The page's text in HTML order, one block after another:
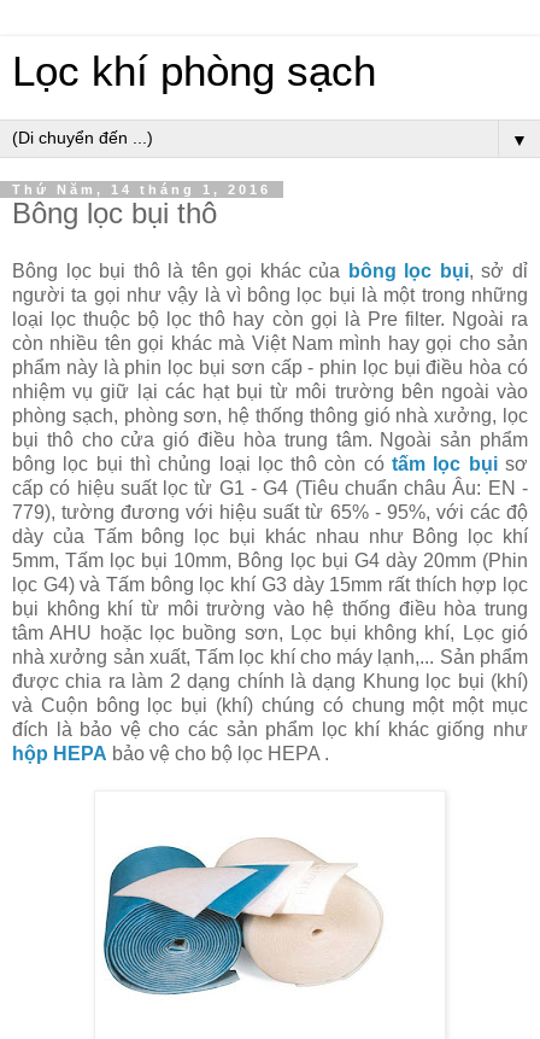
Lọc khí phòng sạch
▼
Thứ Năm, 14 tháng 1, 2016
Bông lọc bụi thô
Bông lọc bụi thô là tên gọi khác của bông lọc bụi, sở dỉ
người ta gọi như vậy là vì bông lọc bụi là một trong những
loại lọc thuộc bộ lọc thô hay còn gọi là Pre filter. Ngoài ra
còn nhiều tên gọi khác mà Việt Nam mình hay gọi cho sản
phẩm này là phin lọc bụi sơn cấp - phin lọc bụi điều hòa có
nhiệm vụ giữ lại các hạt bụi từ môi trường bên ngoài vào
phòng sạch, phòng sơn, hệ thống thông gió nhà xưởng, lọc
bụi thô cho cửa gió điều hòa trung tâm. Ngoài sản phẩm
bông lọc bụi thì chủng loại lọc thô còn cótấm lọc bụisơ
cấp có hiệu suất lọc từ G1 - G4 (Tiêu chuẩn châu Âu: EN -
779), tường đương với hiệu suất từ 65% - 95%, với các độ
dày của Tấm bông lọc bụi khác nhau như Bông lọc khí
5mm, Tấm lọc bụi 10mm, Bông lọc bụi G4 dày 20mm (Phin
lọc G4) và Tấm bông lọc khí G3 dày 15mm rất thích hợp lọc
bụi không khí từ môi trường vào hệ thống điều hòa trung
tâm AHU hoặc lọc buồng sơn, Lọc bụi không khí, Lọc gió
nhà xưởng sản xuất, Tấm lọc khí cho máy lạnh,... Sản phẩm
được chia ra làm 2 dạng chính là dạng Khung lọc bụi (khí)
và Cuộn bông lọc bụi (khí) chúng có chung một một mục
đích là bảo vệ cho các sản phẩm lọc khí khác giống như
hộp HEPA bảo vệ cho bộ lọc HEPA .